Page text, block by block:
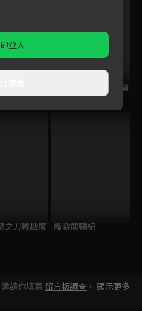
霹靂兵燹之刀戟戡魔
錄2
之刀戟戡魔
霹靂開疆紀
請你填寫 留言板調查 ， 顯示更多
登入